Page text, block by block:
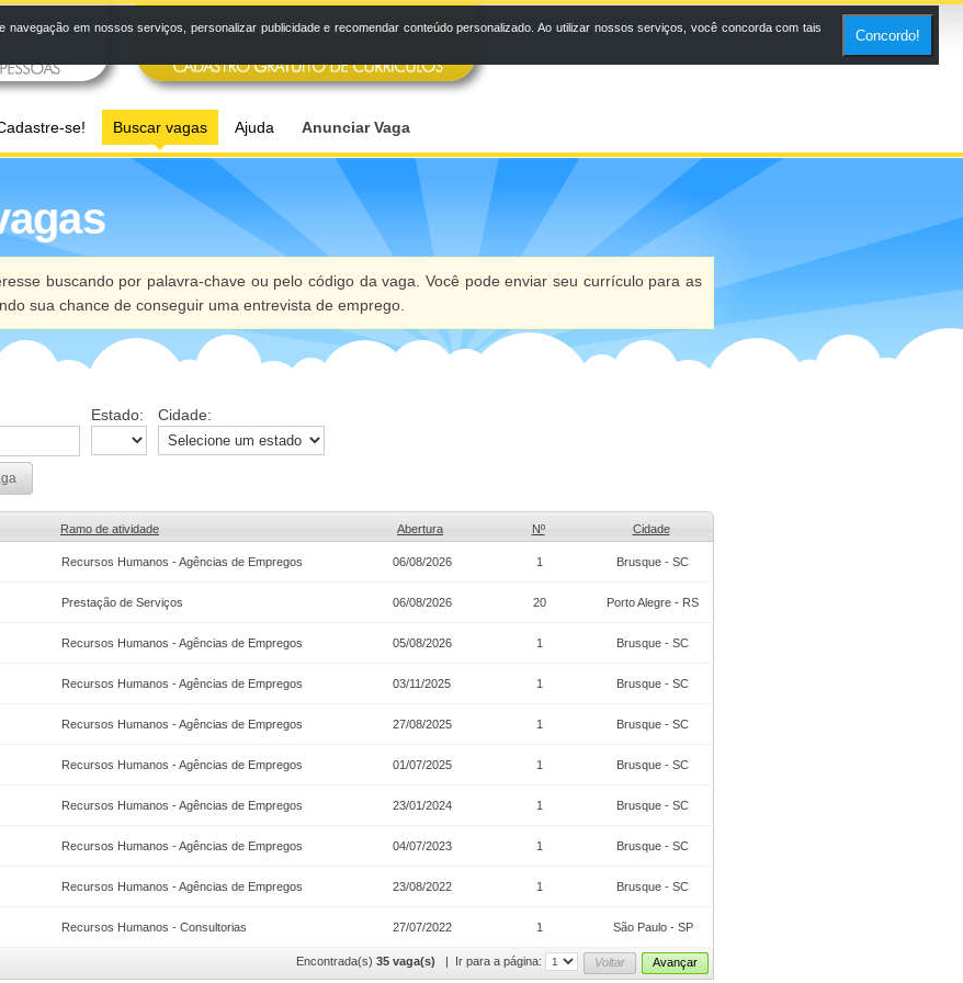
se! Buscar vagas Ajuda Anunciar Vaga
buscando por palavra-chave ou pelo código da vaga. Você pode enviar seu currículo para as
sua chance de conseguir uma entrevista de emprego.
Estado: Cidade:
Ramo de atividade Abertura Nº
Cidade
Recursos Humanos - Agências de Empregos 06/08/2026 1 Brusque - SC
Prestação de Serviços 06/08/2026 20 Porto Alegre - RS
Recursos Humanos - Agências de Empregos 05/08/2026 1 Brusque - SC
Recursos Humanos - Agências de Empregos 03/11/2025 1 Brusque - SC
Recursos Humanos - Agências de Empregos 27/08/2025 1 Brusque - SC
Recursos Humanos - Agências de Empregos 01/07/2025 1 Brusque - SC
Recursos Humanos - Agências de Empregos 23/01/2024 1 Brusque - SC
Recursos Humanos - Agências de Empregos 04/07/2023 1 Brusque - SC
Recursos Humanos - Agências de Empregos 23/08/2022 1 Brusque - SC
Recursos Humanos - Consultorias 27/07/2022 1 São Paulo - SP
Encontrada(s) 35 vaga(s) | Ir para a página: Voltar Avançar
em nossos serviços, personalizar publicidade e recomendar conteúdo personalizado. Ao utilizar nossos serviços, você concorda com tais
Concordo!